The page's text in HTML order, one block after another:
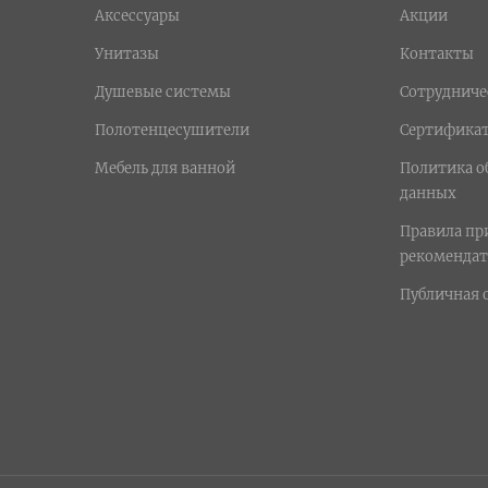
Аксессуары
Унитазы
Душевые системы
Полотенцесушители
Мебель для ванной
Акции
Контакты
Политика
данных
Правила
Публичная